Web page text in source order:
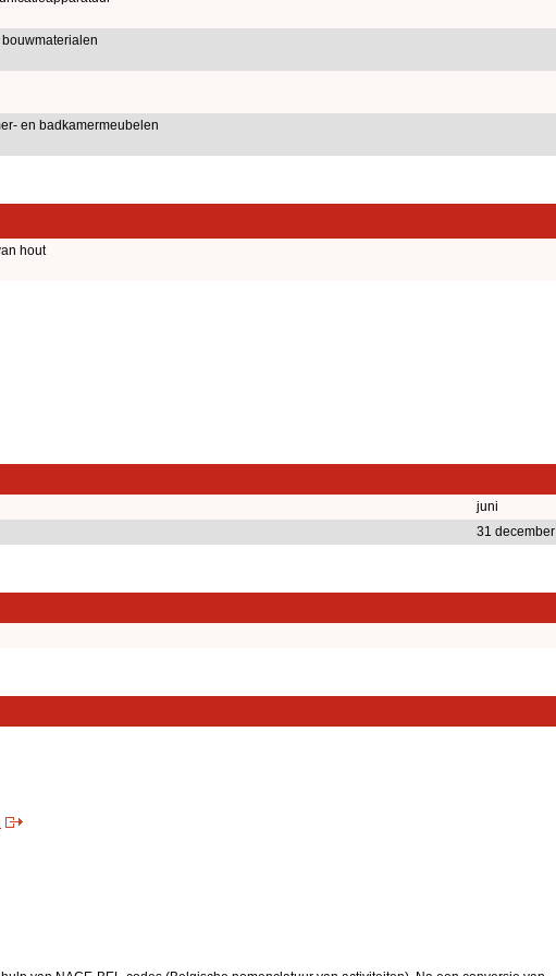
en badkamermeubelen
hout
juni
31 december